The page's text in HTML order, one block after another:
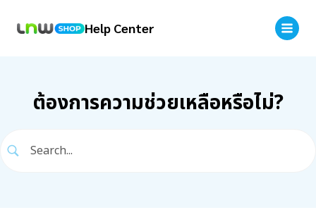
Help Center
ต้องการความช่วยเหลือหรือไม่?